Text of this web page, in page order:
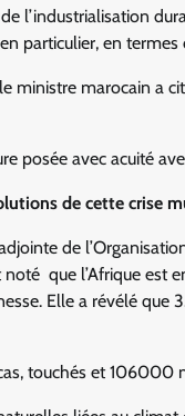
l’industrialisation
particulier, en
ministre marocain a
posée avec acuité
de cette crise
de
noté que l’Afrique
Elle a révélé
touchés et 106000